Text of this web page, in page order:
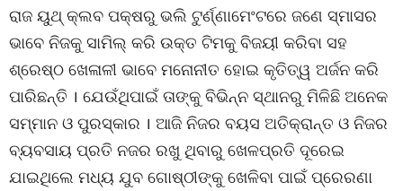
ରାଜ ୟୁଥ୍ କ୍ଲବ ପକ୍ଷରୁ ଭଲି ଟୁର୍ଣ୍ଣାମେଂଟରେ ଜଣେ ସ୍ମାସର
ଭାବେ ନିଜକୁ ସାମିଲ୍ କରି ଉକ୍ତ ଟିମକୁ ବିଜୟୀ କରିବା ସହ
ଶ୍ରେଷ୍ଠ ଖେଳାଳୀ ଭାବେ ମନୋନୀତ ହୋଇ କୃତିତ୍ୱ ଅର୍ଜନ କରି
ପାରିଛନ୍ତି । ଯେଉଁଥିପାଇଁ ତାଙ୍କୁ ବିଭିନ୍ନ ସ୍ଥାନରୁ ମିଳିଛି ଅନେକ
ସମ୍ମାନ ଓ ପୁରସ୍କାର । ଆଜି ନିଜର ବୟସ ଅତିକ୍ରାନ୍ତ ଓ ନିଜର
ବ୍ୟବସାୟ ପ୍ରତି ନଜର ରଖୁ ଥିବାରୁ ଖେଳପ୍ରତି ଦୂରେଇ
ଯାଇଥିଲେ ମଧ୍ୟ ଯୁବ ଗୋଷ୍ଠୀଙ୍କୁ ଖେଳିବା ପାଇଁ ପ୍ରେରଣା